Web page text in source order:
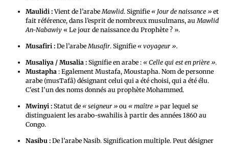
Maulidi :Vient de l’arabe Mawlid. Signifie « Jour de naissance » et
fait référence, dans l’esprit de nombreux musulmans, au Mawlid
An-Nabawiy « Le jour de naissance du Prophète ? ».
Musafiri : De l’arabe Musafir. Signifie « voyageur ».
Musaliya / Musalia : Signifie en arabe : « Celle qui est en prière ».
Mustapha : Egalement Mustafa, Moustapha. Nom de personne
arabe (musTafâ) désignant celui qui a été choisi, qui a été élu.
C'est l'un des noms donnés au prophète Mohammed.
Mwinyi : Statut de « seigneur » ou « maître » par lequel se
distinguaient les arabo-swahilis à partir des années 1860 au
Congo.
Nasibu : De l’arabe Nasib. Signification multiple. Peut désigner